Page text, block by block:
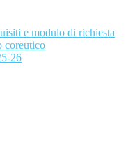
e modulo di richiesta
coreutico
26